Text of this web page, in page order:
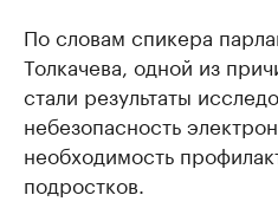
По словам спикера
Толкачева, одной из
стали результаты
небезопасность
необходимость
подростков.